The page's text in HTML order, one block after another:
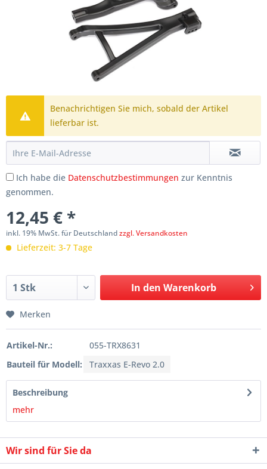
Benachrichtigen Sie mich, sobald der Artikel
lieferbar ist.
Ich habe die Datenschutzbestimmungen zur Kenntnis
genommen.
12,45 € *
inkl. 19% MwSt. für Deutschlandzzgl. Versandkosten
Lieferzeit: 3-7 Tage
In den Warenkorb
Merken
Artikel-Nr.:
055-TRX8631
Bauteil für Modell:
Traxxas E-Revo 2.0
Beschreibung
mehr
Wir sind für Sie da